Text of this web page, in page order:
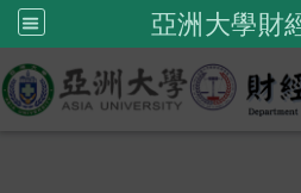
亞洲大學財